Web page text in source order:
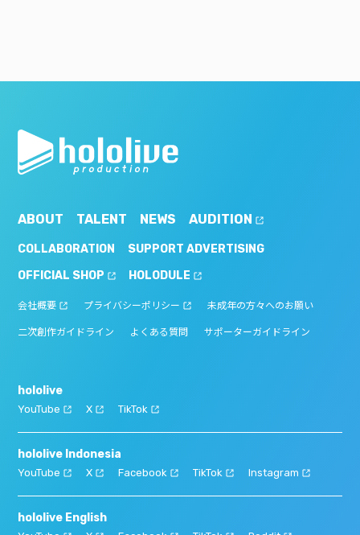
ABOUT TALENT NEWS AUDITION
COLLABORATION
SUPPORT ADVERTISING
OFFICIAL SHOP
HOLODULE
会社概要 プライバシーポリシー 未成年の方々へのお願い
二次創作ガイドライン よくある質問 サポーターガイドライン
hololive
YouTube X TikTok
hololive Indonesia
YouTube X Facebook TikTok Instagram
hololive English